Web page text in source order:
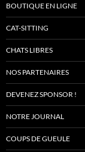
BOUTIQUE EN LIGNE
CAT-SITTING
CHATS LIBRES
NOS PARTENAIRES
DEVENEZ SPONSOR !
NOTRE JOURNAL
COUPS DE GUEULE